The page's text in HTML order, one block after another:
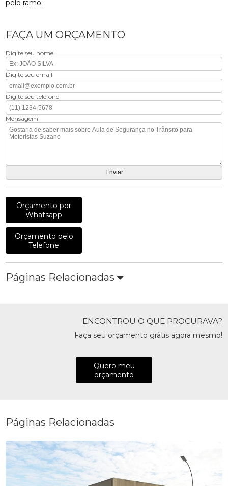
pelo ramo.
FAÇA UM ORÇAMENTO
Digite seu nome
Digite seu email
Digite seu telefone
Mensagem
Orçamento por
Whatsapp
Orçamento pelo
Telefone
Páginas Relacionadas
ENCONTROU O QUE PROCURAVA?
Faça seu orçamento grátis agora mesmo!
Quero meu
orçamento
Páginas Relacionadas